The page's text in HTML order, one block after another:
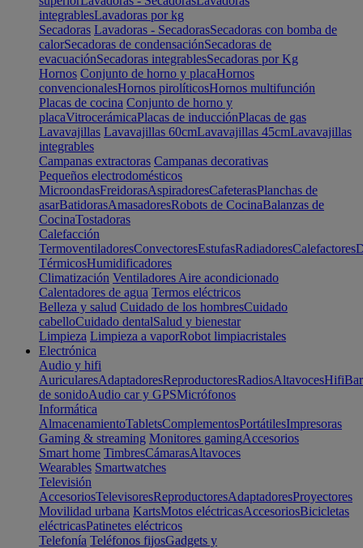
integrablesLavadoras por kg
Secadoras Lavadoras - SecadorasSecadoras con bomba de
calorSecadoras de condensaciónSecadoras de
evacuaciónSecadoras integrablesSecadoras por Kg
Hornos Conjunto de horno y placaHornos
convencionalesHornos pirolíticosHornos multifunción
Placas de cocina Conjunto de horno y
placaVitrocerámicaPlacas de inducciónPlacas de gas
Lavavajillas Lavavajillas 60cmLavavajillas 45cmLavavajillas
integrables
Campanas extractoras Campanas decorativas
Pequeños electrodomésticos
MicroondasFreidorasAspiradoresCafeterasPlanchas de
asarBatidorasAmasadoresRobots de CocinaBalanzas de
CocinaTostadoras
Calefacción
TermoventiladoresConvectoresEstufasRadiadoresCalefactores
TérmicosHumidificadores
Climatización Ventiladores Aire acondicionado
Calentadores de agua Termos eléctricos
Belleza y salud Cuidado de los hombresCuidado
cabelloCuidado dentalSalud y bienestar
Limpieza Limpieza a vaporRobot limpiacristales
Electrónica
Audio y hifi
AuricularesAdaptadoresReproductoresRadiosAltavocesHifi
de sonidoAudio car y GPSMicrófonos
Informática
AlmacenamientoTabletsComplementosPortátilesImpresoras
Gaming & streaming Monitores gamingAccesorios
Smart home TimbresCámarasAltavoces
Wearables Smartwatches
Televisión
AccesoriosTelevisoresReproductoresAdaptadoresProyectores
Movilidad urbana KartsMotos eléctricasAccesoriosBicicletas
eléctricasPatinetes eléctricos
Telefonía Teléfonos fijosGadgets y